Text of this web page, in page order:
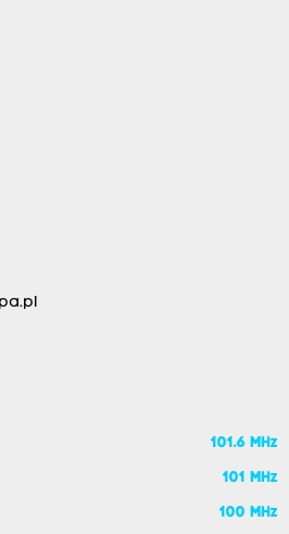
101.6 MHz
101 MHz
100 MHz